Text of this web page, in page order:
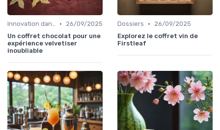
Innovation dans la food •
26/09/2025
Un coffret chocolat pour une
expérience velvetiser
inoubliable
Dossiers •
26/09/2025
Explorez le coffret vin de
Firstleaf